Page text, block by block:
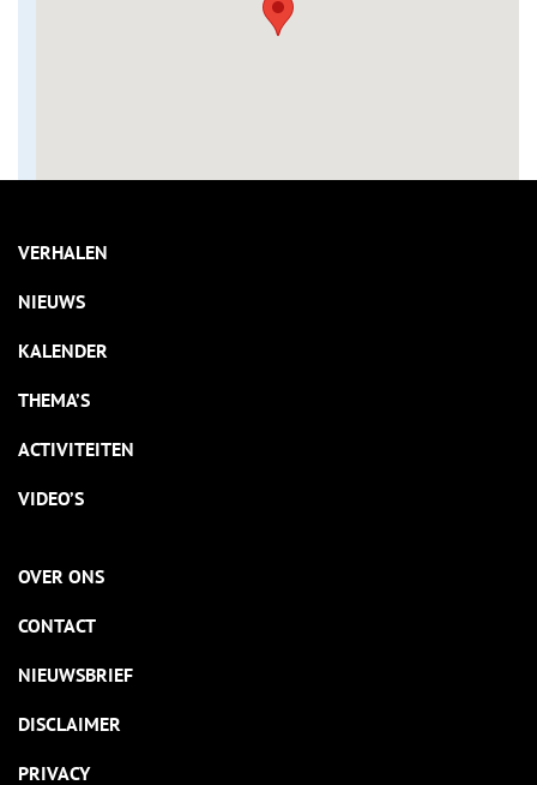
VERHALEN
NIEUWS
KALENDER
THEMA’S
ACTIVITEITEN
VIDEO’S
OVER ONS
CONTACT
NIEUWSBRIEF
DISCLAIMER
PRIVACY